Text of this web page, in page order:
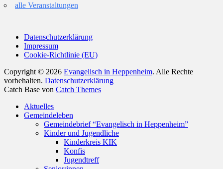
alle Veranstaltungen
Datenschutzerklärung
Impressum
Cookie-Richtlinie (EU)
Copyright © 2026 Evangelisch in Heppenheim. Alle Rechte
vorbehalten. Datenschutzerklärung
Catch Base von Catch Themes
oben
scrollen
Aktuelles
Gemeindeleben
Gemeindebrief “Evangelisch in Heppenheim”
Kinder und Jugendliche
Kinderkreis KIK
Konfis
Jugendtreff